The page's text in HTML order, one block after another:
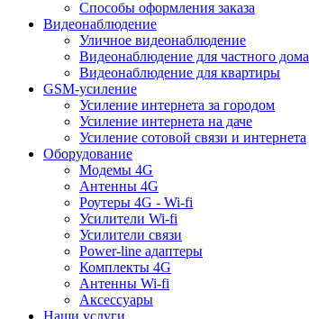
Способы оформления заказа
Видеонаблюдение
Уличное видеонаблюдение
Видеонаблюдение для частного дома
Видеонаблюдение для квартиры
GSM-усиление
Усиление интернета за городом
Усиление интернета на даче
Усиление сотовой связи и интернета
Оборудование
Модемы 4G
Антенны 4G
Роутеры 4G - Wi-fi
Усилители Wi-fi
Усилители связи
Power-line адаптеры
Комплекты 4G
Антенны Wi-fi
Аксессуары
Наши услуги